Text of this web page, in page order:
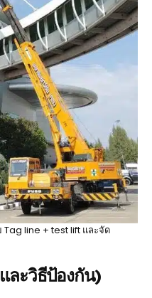
Tag line + test lift และจัด
ละวิธีป้องกัน)